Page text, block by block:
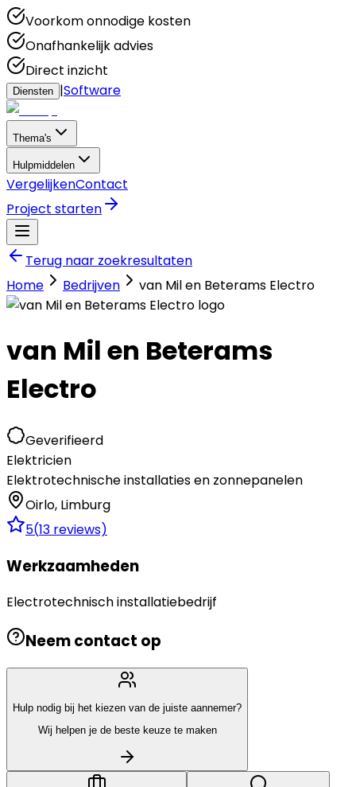
Voorkom onnodige kosten
Onafhankelijk advies
Direct inzicht
Diensten |Software
Thema's
Hulpmiddelen
VergelijkenContact
Project starten
Terug naar zoekresultaten
Home
Bedrijven van Mil en Beterams Electro
van Mil en Beterams
Electro
Geverifieerd
Elektricien
Elektrotechnische installaties en zonnepanelen
Oirlo, Limburg
5(13 reviews)
Werkzaamheden
Electrotechnisch installatiebedrijf
Neem contact op
Hulp nodig bij het kiezen van de juiste aannemer?
Wij helpen je de beste keuze te maken